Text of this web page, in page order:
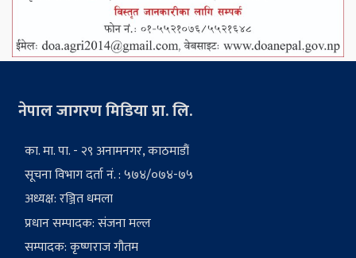
नेपाल जागरण मिडिया प्रा. लि.
का. मा. पा. - २९ अनामनगर, काठमाडौं
सूचना विभाग दर्ता नं. : ५७४/०७४-७५
अध्यक्ष: रञ्जित धमला
प्रधान सम्पादक: संजना मल्ल
सम्पादक: कृष्णराज गौतम